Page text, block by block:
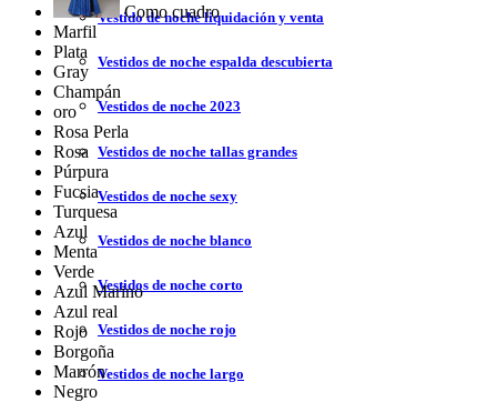
Vestido de noche liquidación y venta
Vestidos de noche espalda descubierta
Vestidos de noche 2023
Vestidos de noche tallas grandes
Vestidos de noche sexy
Vestidos de noche blanco
Vestidos de noche corto
Vestidos de noche rojo
Vestidos de noche largo
Como cuadro
Marfil
Plata
Gray
Champán
oro
Rosa Perla
Rosa
Púrpura
Fucsia
Turquesa
Azul
Menta
Verde
Azul Marino
Azul real
Rojo
Borgoña
Marrón
Negro